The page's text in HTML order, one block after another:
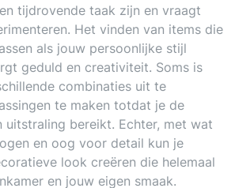
tijdrovende taak zijn en vraagt
Het vinden van items die
als jouw persoonlijke stijl
geduld en creativiteit. Soms is
combinaties uit te
te maken totdat je de
uitstraling bereikt. Echter, met wat
en oog voor detail kun je
look creëren die helemaal
en jouw eigen smaak.